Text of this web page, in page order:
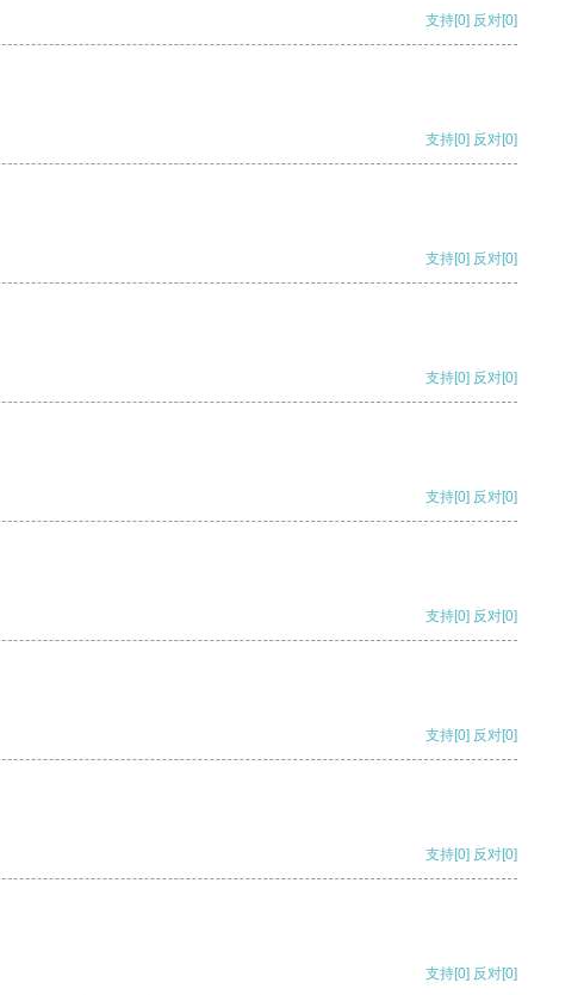
支持[0] 反对[0]
支持[0] 反对[0]
支持[0] 反对[0]
支持[0] 反对[0]
支持[0] 反对[0]
支持[0] 反对[0]
支持[0] 反对[0]
支持[0] 反对[0]
支持[0] 反对[0]